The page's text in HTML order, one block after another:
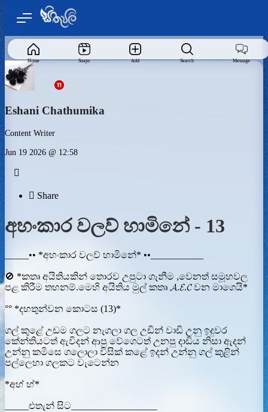
Home Snaps Add Search Message
Eshani Chathumika
Content Writer
Jun 19 2026 @ 12:58

 Share
අහංකාර වලව් හාමිනේ - 13
_____•• *අහංකාර වලව් හාමිනේ* ••___________
🚫 *කතෘ අයිතියකින් තොරව උපුටා ගැනීම ,වෙනත් සමූහවල
පළ කිරීම තහනම්.මෙහි අයිතිය මුල් කතෘ 𝓐.𝓔.𝓒 වන මාගෙයි*
°° *දහතුන්වන කොටස (13)*
ගල් කුළේ උඩම ගලට නැගලා ගල උඩින් වාඩි උනු ඉදුවර
කේන්තියටත් ඇවිදන් ආපු වේගෙටත් උනපු දාඩිය නිසා ඇදන්
උන්නු කමිසෙ ගලොලා විසික් කළේ ඉදන් උන්නු ගල් කුළින්
පල්ලෙහා ගලකට වැටෙන්න
*අහ් හ්*
_____එතැන් සිට__________________